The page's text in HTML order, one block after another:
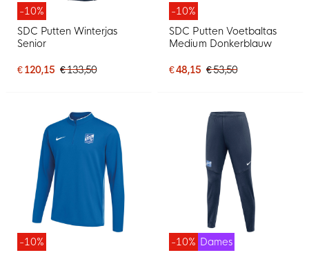
-10%
SDC Putten Winterjas
Senior
€ 120,15 € 133,50
-10%
SDC Putten Voetbaltas
Medium Donkerblauw
€ 48,15 € 53,50
-10%
-10% Dames